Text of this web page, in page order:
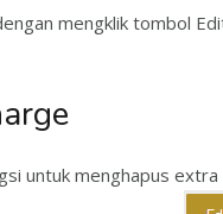
mengklik tombol
untuk menghapus